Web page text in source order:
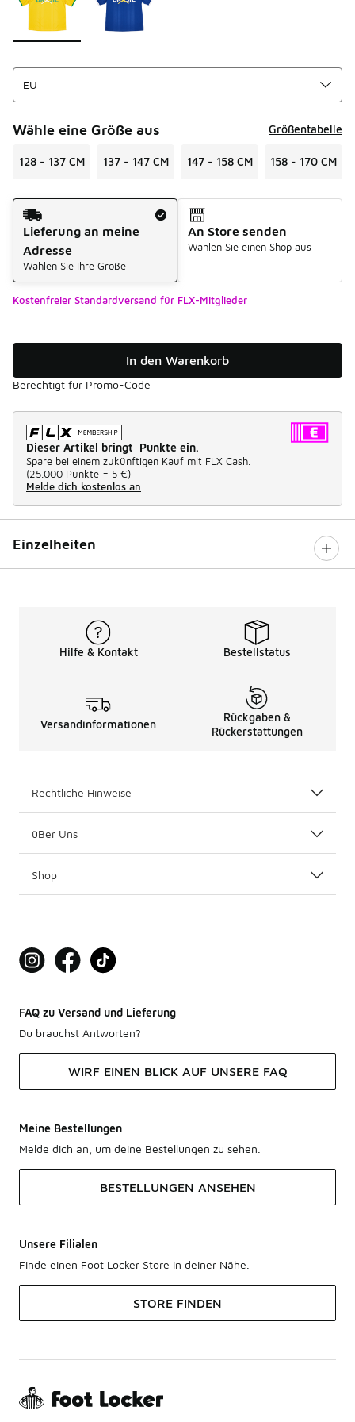
Wähle eine Größe aus Größentabelle
128 - 137 CM 137 - 147 CM 147 - 158 CM 158 - 170 CM
Versandart
Lieferung an meine
Adresse
Wählen Sie Ihre Größe
An Store senden
Wählen Sie einen Shop aus
Kostenfreier Standardversand für FLX-Mitglieder
In den Warenkorb
Berechtigt für Promo-Code
Dieser Artikel bringt Punkte ein.
Spare bei einem zukünftigen Kauf mit FLX Cash.
(25.000 Punkte = 5 €)
Melde dich kostenlos an
Einzelheiten
Hilfe & Kontakt Bestellstatus
Versandinformationen
Rückgaben &
Rückerstattungen
Rechtliche Hinweise
üBer Uns
Shop
FAQ zu Versand und Lieferung
Du brauchst Antworten?
WIRF EINEN BLICK AUF UNSERE FAQ
Meine Bestellungen
Melde dich an, um deine Bestellungen zu sehen.
BESTELLUNGEN ANSEHEN
Unsere Filialen
Finde einen Foot Locker Store in deiner Nähe.
STORE FINDEN